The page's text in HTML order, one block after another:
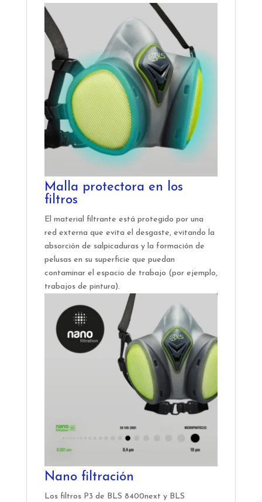
Malla protectora en los
filtros
El material filtrante está protegido por una
red externa que evita el desgaste, evitando la
absorción de salpicaduras y la formación de
pelusas en su superficie que puedan
contaminar el espacio de trabajo (por ejemplo,
trabajos de pintura).
Nano filtración
Los filtros P3 de BLS 8400next y BLS